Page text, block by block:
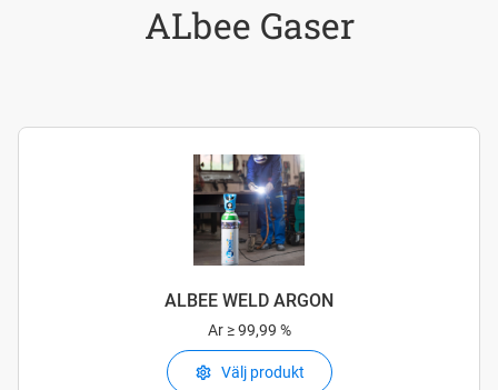
ALbee Gaser
ALBEE WELD ARGON
Ar ≥ 99,99 %
Välj produkt